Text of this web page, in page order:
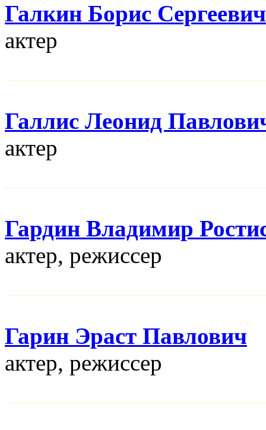
Галкин Борис Сергеевич
актер
Галлис Леонид
актер
Гардин Владимир
актер, режисcер
Гарин Эраст Павлович
актер, режисcер